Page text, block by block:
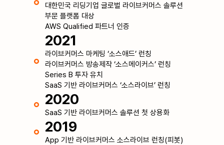
대한민국 리딩기업 글로벌 라이브커머스 솔루션
부문 플랫폼 대상
AWS Qualified 파트너 인증
2021
라이브커머스 마케팅 ‘소스애드’ 런칭
라이브커머스 방송제작 ‘소스메이커스’ 런칭
Series B 투자 유치
SaaS 기반 라이브커머스 ‘소스라이브’ 런칭
2020
SaaS 기반 라이브커머스 솔루션 첫 상용화
2019
App 기반 라이브커머스 소스라이브 런칭(피봇)